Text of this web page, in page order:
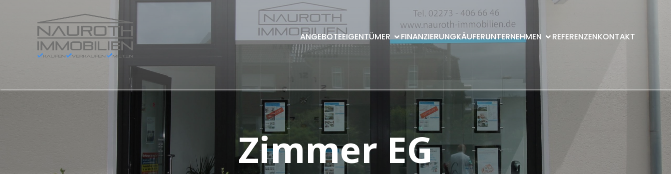
ANGEBOTEEIGENTÜMER FINANZIERUNGKÄUFERUNTERNEHMEN REFERENZENKONTAKT
Zimmer EG